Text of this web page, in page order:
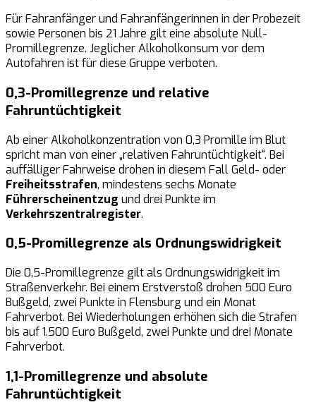
Für Fahranfänger und Fahranfängerinnen in der Probezeit
sowie Personen bis 21 Jahre gilt eine absolute Null-
Promillegrenze. Jeglicher Alkoholkonsum vor dem
Autofahren ist für diese Gruppe verboten.
0,3-Promillegrenze und relative
Fahruntüchtigkeit
Ab einer Alkoholkonzentration von 0,3 Promille im Blut
spricht man von einer „relativen Fahruntüchtigkeit“. Bei
auffälliger Fahrweise drohen in diesem Fall Geld- oder
Freiheitsstrafen, mindestens sechs Monate
Führerscheinentzug und drei Punkte im
Verkehrszentralregister.
0,5-Promillegrenze als Ordnungswidrigkeit
Die 0,5-Promillegrenze gilt als Ordnungswidrigkeit im
Straßenverkehr. Bei einem Erstverstoß drohen 500 Euro
Bußgeld, zwei Punkte in Flensburg und ein Monat
Fahrverbot. Bei Wiederholungen erhöhen sich die Strafen
bis auf 1.500 Euro Bußgeld, zwei Punkte und drei Monate
Fahrverbot.
1,1-Promillegrenze und absolute
Fahruntüchtigkeit